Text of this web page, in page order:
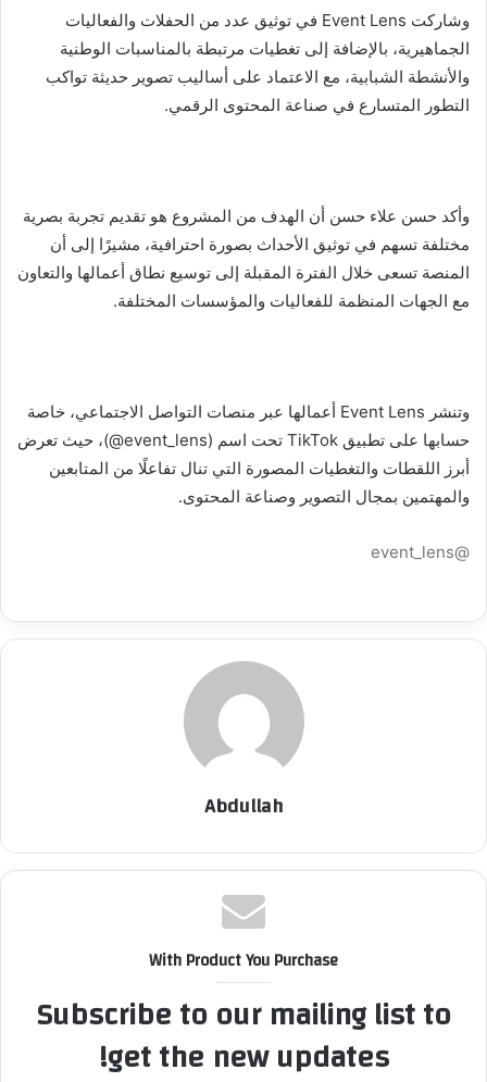
وشاركت Event Lens في توثيق عدد من الحفلات والفعاليات
الجماهيرية، بالإضافة إلى تغطيات مرتبطة بالمناسبات الوطنية
والأنشطة الشبابية، مع الاعتماد على أساليب تصوير حديثة تواكب
التطور المتسارع في صناعة المحتوى الرقمي.
وأكد حسن علاء حسن أن الهدف من المشروع هو تقديم تجربة بصرية
مختلفة تسهم في توثيق الأحداث بصورة احترافية، مشيرًا إلى أن
المنصة تسعى خلال الفترة المقبلة إلى توسيع نطاق أعمالها والتعاون
مع الجهات المنظمة للفعاليات والمؤسسات المختلفة.
وتنشر Event Lens أعمالها عبر منصات التواصل الاجتماعي، خاصة
حسابها على تطبيق TikTok تحت اسم (event_lens@)، حيث تعرض
أبرز اللقطات والتغطيات المصورة التي تنال تفاعلًا من المتابعين
والمهتمين بمجال التصوير وصناعة المحتوى.
@event_lens
Abdullah
With Product You Purchase
Subscribe to our mailing list to
get the new updates!